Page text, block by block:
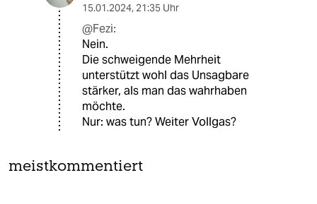
15.01.2024, 21:35 Uhr
@Fezi:
Nein.
Die schweigende Mehrheit
unterstützt wohl das Unsagbare
stärker, als man das wahrhaben
möchte.
Nur: was tun? Weiter Vollgas?
meistkommentiert